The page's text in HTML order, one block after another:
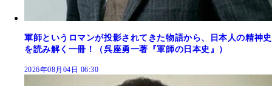
軍師というロマンが投影されてきた物語から、日本人の精神史
を読み解く一冊！（呉座勇一著『軍師の日本史』）
2026年08月04日 06:30